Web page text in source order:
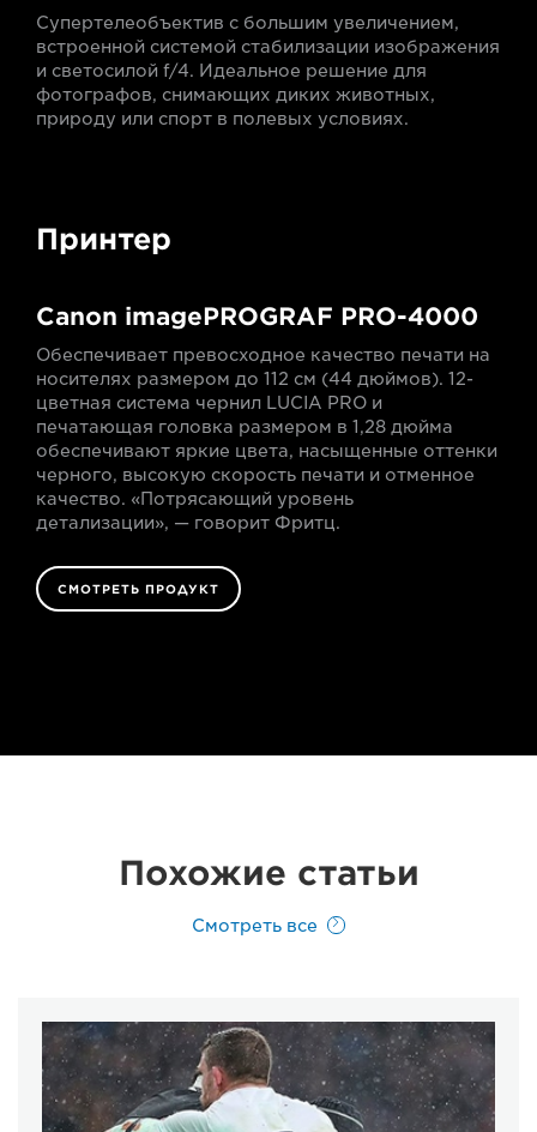
Супертелеобъектив с большим увеличением,
встроенной системой стабилизации изображения
и светосилой f/4. Идеальное решение для
фотографов, снимающих диких животных,
природу или спорт в полевых условиях.
Принтер
Canon imagePROGRAF PRO-4000
Обеспечивает превосходное качество печати на
носителях размером до 112 см (44 дюймов). 12-
цветная система чернил LUCIA PRO и
печатающая головка размером в 1,28 дюйма
обеспечивают яркие цвета, насыщенные оттенки
черного, высокую скорость печати и отменное
качество. «Потрясающий уровень
детализации», — говорит Фритц.
СМОТРЕТЬ ПРОДУКТ
Похожие статьи
Смотреть все